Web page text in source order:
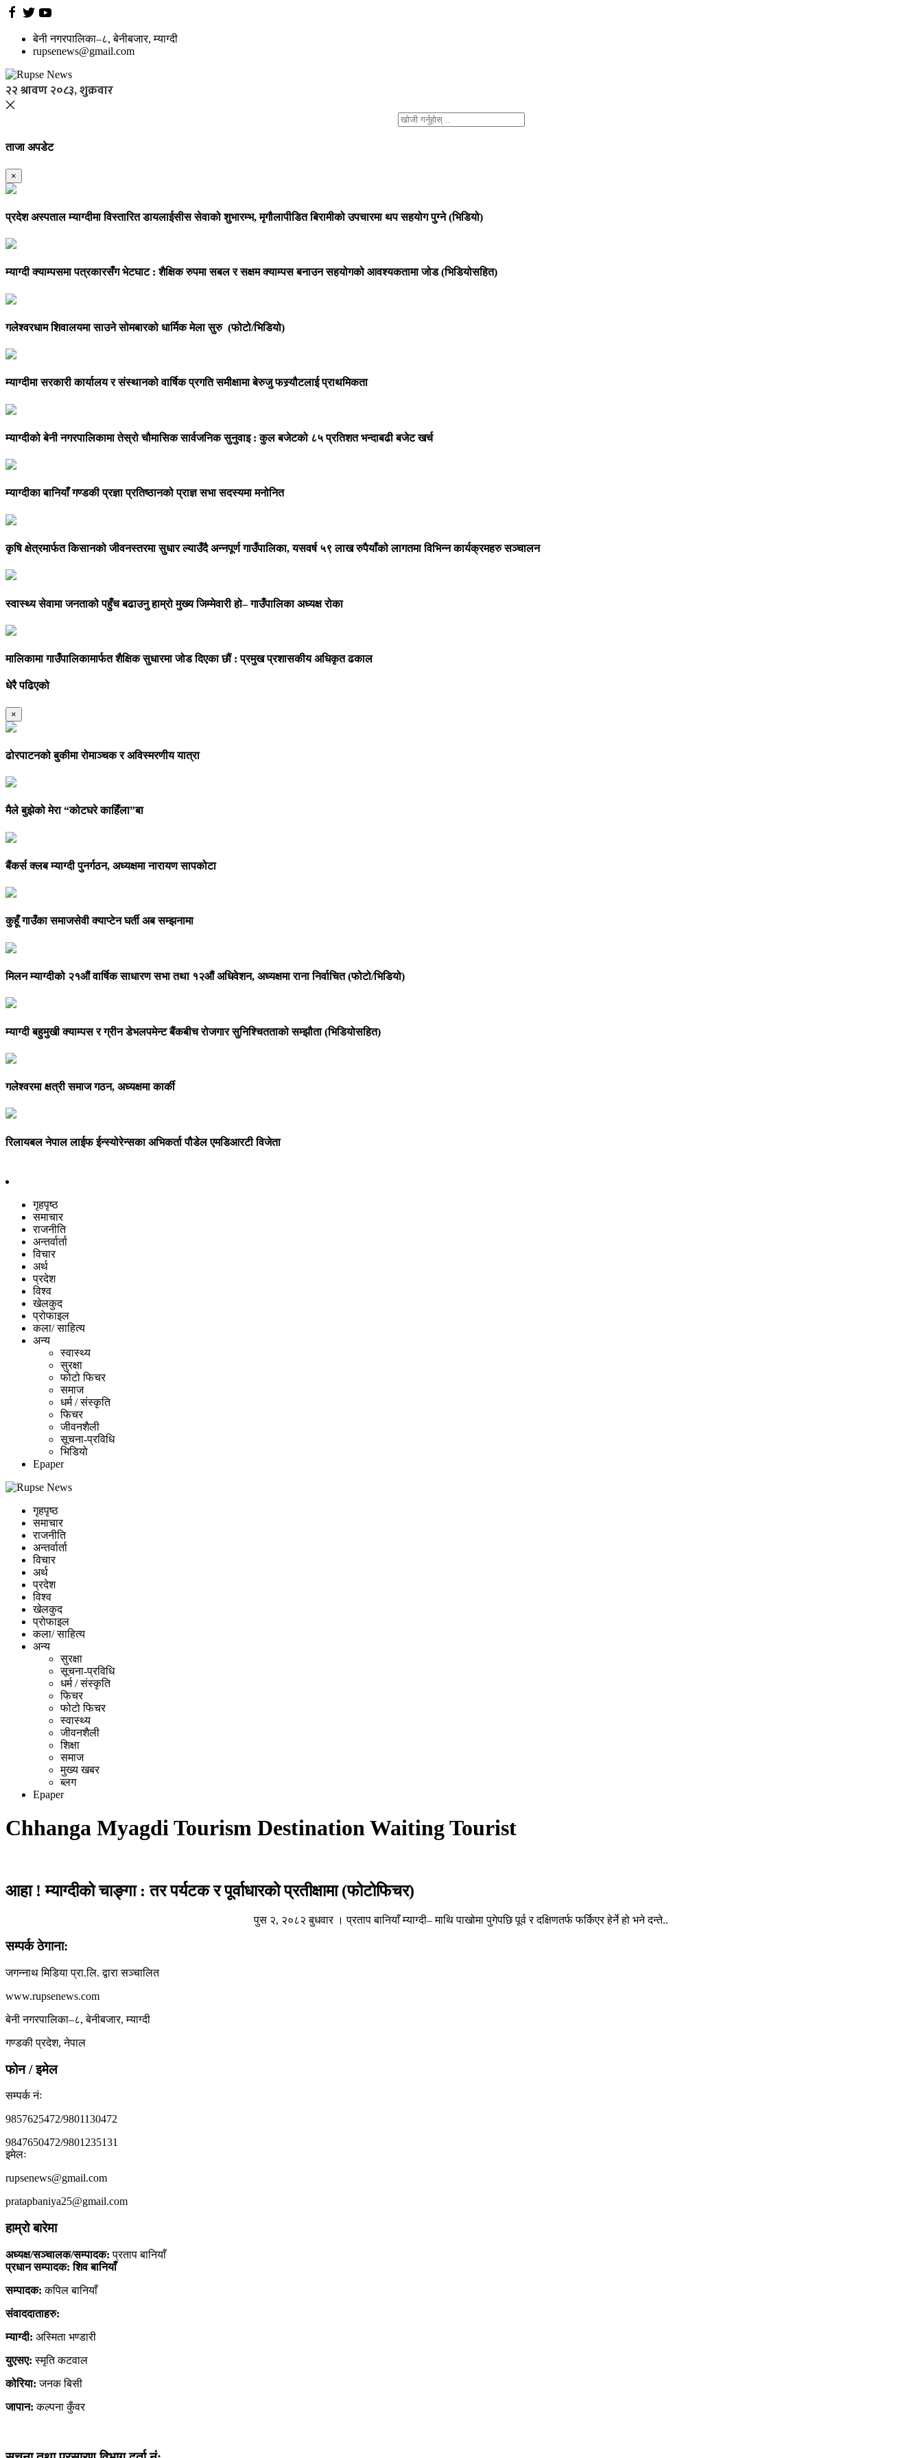
बेनी नगरपालिका–८, बेनीबजार, म्याग्दी
rupsenews@gmail.com
२२ श्रावण २०८३, शुक्रवार
ताजा अपडेट
×
प्रदेश अस्पताल म्याग्दीमा विस्तारित डायलाईसीस सेवाको शुभारम्भ, मृगौलापीडित बिरामीको उपचारमा थप सहयोग पुग्ने (भिडियो)
म्याग्दी क्याम्पसमा पत्रकारसँग भेटघाट : शैक्षिक रुपमा सबल र सक्षम क्याम्पस बनाउन सहयोगको आवश्यकतामा जोड (भिडियोसहित)
गलेश्वरधाम शिवालयमा साउने सोमबारको धार्मिक मेला सुरु (फोटो/भिडियो)
म्याग्दीमा सरकारी कार्यालय र संस्थानको वार्षिक प्रगति समीक्षामा बेरुजु फस्र्यौटलाई प्राथमिकता
म्याग्दीको बेनी नगरपालिकामा तेस्रो चौमासिक सार्वजनिक सुनुवाइ : कुल बजेटको ८५ प्रतिशत भन्दाबढी बजेट खर्च
म्याग्दीका बानियाँ गण्डकी प्रज्ञा प्रतिष्ठानको प्राज्ञ सभा सदस्यमा मनोनित
कृषि क्षेत्रमार्फत किसानको जीवनस्तरमा सुधार ल्याउँदै अन्नपूर्ण गाउँपालिका, यसवर्ष ५९ लाख रुपैयाँको लागतमा विभिन्न कार्यक्रमहरु सञ्चालन
स्वास्थ्य सेवामा जनताको पहुँच बढाउनु हाम्रो मुख्य जिम्मेवारी हो– गाउँपालिका अध्यक्ष रोका
मालिकामा गाउँपालिकामार्फत शैक्षिक सुधारमा जोड दिएका छौं : प्रमुख प्रशासकीय अधिकृत ढकाल
धेरै पढिएको
×
ढोरपाटनको बुकीमा रोमाञ्चक र अविस्मरणीय यात्रा
मैले बुझेको मेरा “कोटघरे काहिँला”बा
बैंकर्स क्लब म्याग्दी पुनर्गठन, अध्यक्षमा नारायण सापकोटा
कुहूँ गाउँका समाजसेवी क्याप्टेन घर्ती अब सम्झनामा
मिलन म्याग्दीको २१औं वार्षिक साधारण सभा तथा १२औं अधिवेशन, अध्यक्षमा राना निर्वाचित (फोटो/भिडियो)
म्याग्दी बहुमुखी क्याम्पस र ग्रीन डेभलपमेन्ट बैंकबीच रोजगार सुनिश्चितताको सम्झौता (भिडियोसहित)
गलेश्वरमा क्षत्री समाज गठन, अध्यक्षमा कार्की
रिलायबल नेपाल लाईफ ईन्स्योरेन्सका अभिकर्ता पौडेल एमडिआरटी विजेता
गृहपृष्ठ
समाचार
राजनीति
अन्तर्वार्ता
विचार
अर्थ
प्रदेश
विश्व
खेलकुद
प्रोफाइल
कला/ साहित्य
अन्य
स्वास्थ्य
सुरक्षा
फोटो फिचर
समाज
धर्म / संस्कृति
फिचर
जीवनशैली
सूचना-प्रविधि
भिडियो
Epaper
गृहपृष्ठ
समाचार
राजनीति
अन्तर्वार्ता
विचार
अर्थ
प्रदेश
विश्व
खेलकुद
प्रोफाइल
कला/ साहित्य
अन्य
सुरक्षा
सूचना-प्रविधि
धर्म / संस्कृति
फिचर
फोटो फिचर
स्वास्थ्य
जीवनशैली
शिक्षा
समाज
मुख्य खबर
ब्लग
Epaper
Chhanga Myagdi Tourism Destination Waiting Tourist
आहा ! म्याग्दीको चाङ्गा : तर पर्यटक र पूर्वाधारको प्रतीक्षामा (फोटोफिचर)
पुस २, २०८२ बुधवार । प्रताप बानियाँ म्याग्दी– माथि पाखोमा पुगेपछि पूर्व र दक्षिणतर्फ फर्किएर हेर्ने हो भने दन्ते..
सम्पर्क ठेगाना:
जगन्नाथ मिडिया प्रा.लि. द्वारा सञ्चालित
www.rupsenews.com
बेनी नगरपालिका–८, बेनीबजार, म्याग्दी
गण्डकी प्रदेश, नेपाल
फोन / इमेल
सम्पर्क नंः
9857625472/9801130472
9847650472/9801235131
इमेलः
rupsenews@gmail.com
pratapbaniya25@gmail.com
हाम्रो बारेमा
अध्यक्ष/सञ्चालक/सम्पादक: प्रताप बानियाँ
प्रधान सम्पादक: शिव बानियाँ
सम्पादक: कपिल बानियाँ
संवाददाताहरु:
म्याग्दी: अस्मिता भण्डारी
युएसए: स्मृति कटवाल
कोरिया: जनक बिसी
जापान: कल्पना कुँवर